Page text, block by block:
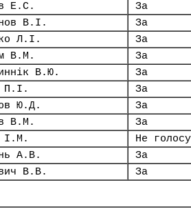
Е.С.
За
В.І.
За
Л.І.
За
В.М.
За
В.Ю.
За
П.І.
За
Ю.Д.
За
В.М.
За
І.М.
Не
А.В.
За
В.В.
За